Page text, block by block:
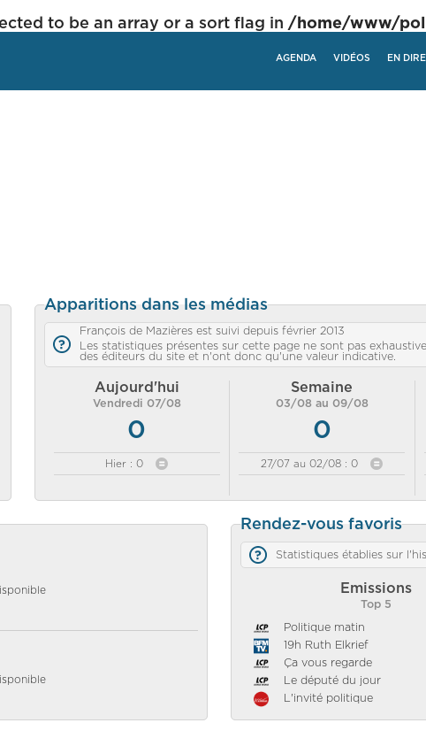
to be an array or a sort flag in /home/www/
AGENDA VIDÉOS EN
Apparitions dans les médias
François de Mazières est suivi depuis février 2013
Les statistiques présentes sur cette page ne sont pas
des éditeurs du site et n'ont donc qu'une valeur indicative.
Aujourd'hui
Vendredi 07/08
0
Hier : 0
Semaine
03/08 au 09/08
0
27/07 au 02/08 : 0
Rendez-vous favoris
Statistiques établies sur
Emissions
Top 5
Politique matin
19h Ruth Elkrief
Ça vous regarde
Le député du jour
L'invité politique